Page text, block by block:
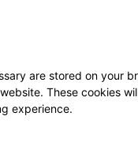
are stored on your
These cookies
experience.